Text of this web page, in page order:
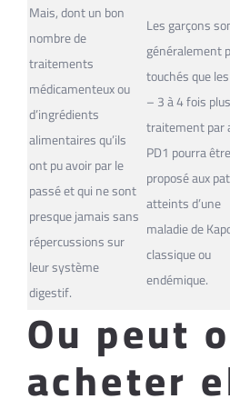
Mais, dont un bon
nombre de
traitements
médicamenteux ou
d’ingrédients
alimentaires qu’ils
ont pu avoir par le
passé et qui ne sont
presque jamais sans
répercussions sur
leur système
digestif.
Les garçons
généralement
touchés que
– 3 à 4 fois
traitement par
PD1 pourra être
proposé aux
atteints d’une
maladie de
classique ou
endémique.
Ou peut
acheter